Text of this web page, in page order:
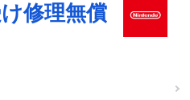
修理無償